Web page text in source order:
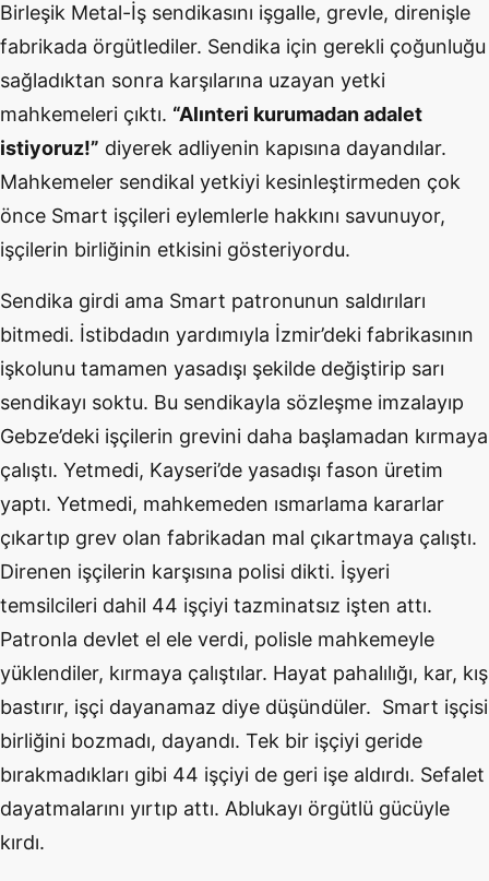
Birleşik Metal-İş sendikasını işgalle, grevle, direnişle
fabrikada örgütlediler. Sendika için gerekli çoğunluğu
sağladıktan sonra karşılarına uzayan yetki
mahkemeleri çıktı. “Alınteri kurumadan adalet
istiyoruz!” diyerek adliyenin kapısına dayandılar.
Mahkemeler sendikal yetkiyi kesinleştirmeden çok
önce Smart işçileri eylemlerle hakkını savunuyor,
işçilerin birliğinin etkisini gösteriyordu.
Sendika girdi ama Smart patronunun saldırıları
bitmedi. İstibdadın yardımıyla İzmir’deki fabrikasının
işkolunu tamamen yasadışı şekilde değiştirip sarı
sendikayı soktu. Bu sendikayla sözleşme imzalayıp
Gebze’deki işçilerin grevini daha başlamadan kırmaya
çalıştı. Yetmedi, Kayseri’de yasadışı fason üretim
yaptı. Yetmedi, mahkemeden ısmarlama kararlar
çıkartıp grev olan fabrikadan mal çıkartmaya çalıştı.
Direnen işçilerin karşısına polisi dikti. İşyeri
temsilcileri dahil 44 işçiyi tazminatsız işten attı.
Patronla devlet el ele verdi, polisle mahkemeyle
yüklendiler, kırmaya çalıştılar. Hayat pahalılığı, kar, kış
bastırır, işçi dayanamaz diye düşündüler. Smart işçisi
birliğini bozmadı, dayandı. Tek bir işçiyi geride
bırakmadıkları gibi 44 işçiyi de geri işe aldırdı. Sefalet
dayatmalarını yırtıp attı. Ablukayı örgütlü gücüyle
kırdı.